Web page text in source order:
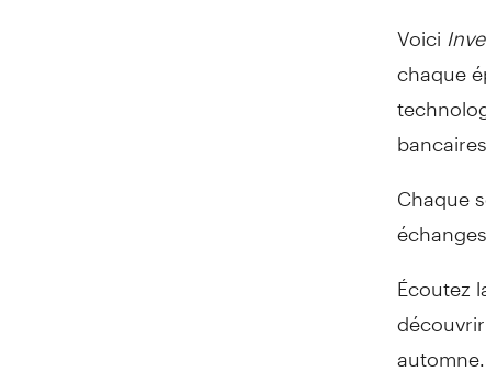
Voici
chaque
Chaque
Écoutez
automne.